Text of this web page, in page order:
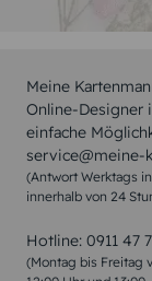
Meine
Online-Designer
einfache
service@meine-
(Antwort Werktags
innerhalb von 24
Hotline: 0911 47
(Montag bis Freitag